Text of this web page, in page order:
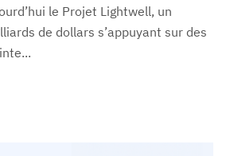
le Projet Lightwell, un
de dollars s’appuyant sur des